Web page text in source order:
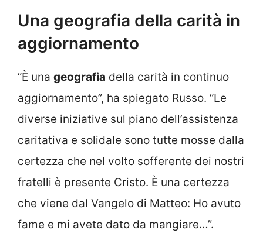
Una geografia della carità in
aggiornamento
“È una geografia della carità in continuo
aggiornamento”, ha spiegato Russo. “Le
diverse iniziative sul piano dell’assistenza
caritativa e solidale sono tutte mosse dalla
certezza che nel volto sofferente dei nostri
fratelli è presente Cristo. È una certezza
che viene dal Vangelo di Matteo: Ho avuto
fame e mi avete dato da mangiare…”.